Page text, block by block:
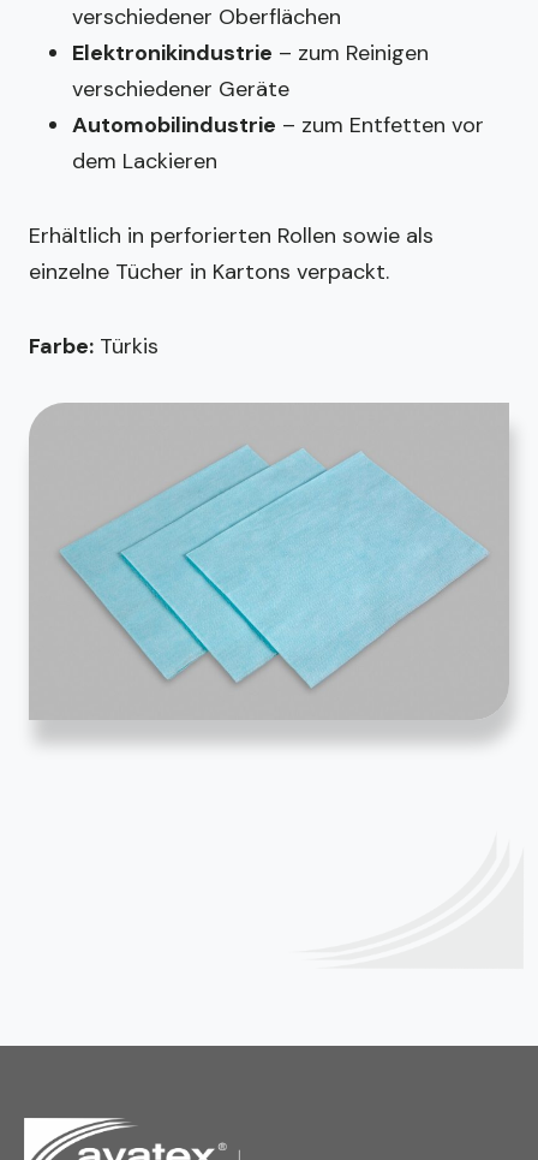
verschiedener Oberflächen
Elektronikindustrie – zum Reinigen
verschiedener Geräte
Automobilindustrie – zum Entfetten vor
dem Lackieren
Erhältlich in perforierten Rollen sowie als
einzelne Tücher in Kartons verpackt.
Farbe: Türkis